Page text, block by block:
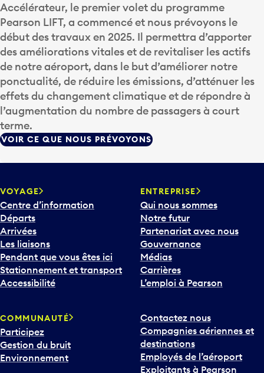
Accélérateur, le premier volet du programme
Pearson LIFT, a commencé et nous prévoyons le
début des travaux en 2025. Il permettra d’apporter
des améliorations vitales et de revitaliser les actifs
de notre aéroport, dans le but d’améliorer notre
ponctualité, de réduire les émissions, d’atténuer les
effets du changement climatique et de répondre à
l’augmentation du nombre de passagers à court
terme.
VOIR CE QUE NOUS PRÉVOYONS
VOYAGE
Centre d’information
Départs
Arrivées
Les liaisons
Pendant que vous êtes ici
Stationnement et transport
Accessibilité
ENTREPRISE
Qui nous sommes
Notre futur
Partenariat avec nous
Gouvernance
Médias
Carrières
L’emploi à Pearson
COMMUNAUTÉ
Participez
Gestion du bruit
Environnement
Contactez nous
Compagnies aériennes et
destinations
Employés de l’aéroport
Exploitants à Pearson